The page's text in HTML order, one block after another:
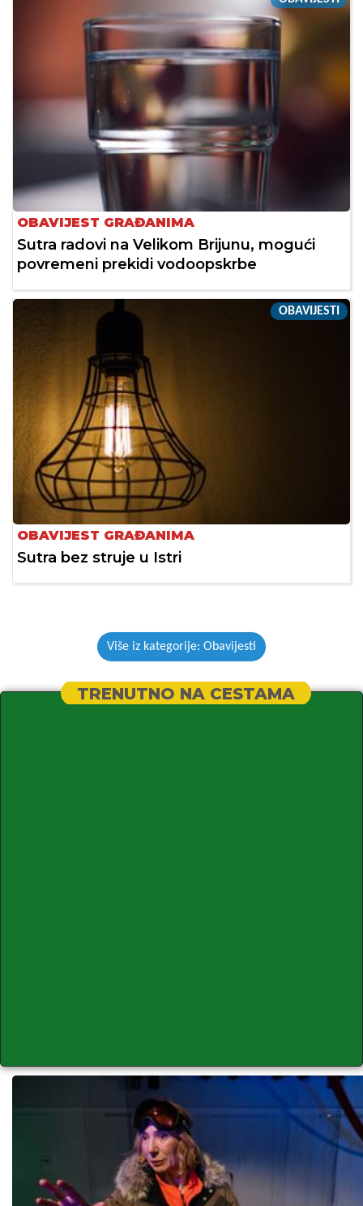
OBAVIJEST GRAĐANIMA
Sutra radovi na Velikom Brijunu, mogući
povremeni prekidi vodoopskrbe
OBAVIJESTI
OBAVIJEST GRAĐANIMA
Sutra bez struje u Istri
Više iz kategorije: Obavijesti
TRENUTNO NA CESTAMA